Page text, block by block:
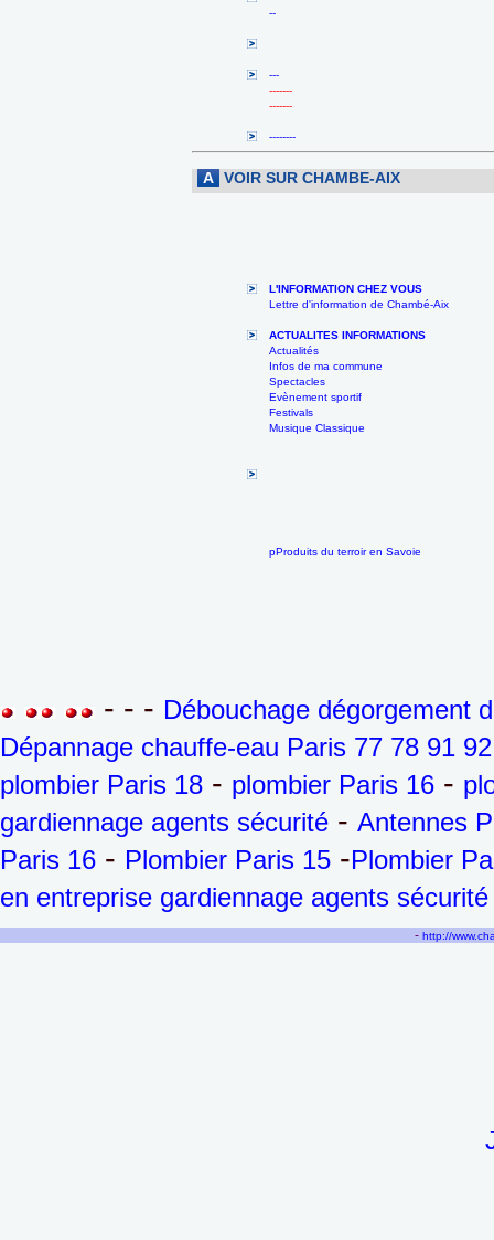
--
---
-------
-------
--------
A VOIR SUR CHAMBE-AIX
L'INFORMATION CHEZ VOUS
Lettre d'information de Chambé-Aix
ACTUALITES INFORMATIONS
Actualités
Infos de ma commune
Spectacles
Evènement sportif
Festivals
Musique Classique
pProduits du terroir en Savoie
- - - Débouchage dégorgement
Dépannage chauffe-eau Paris 77 78 91
plombier Paris 18 - plombier Paris 16 -
gardiennage agents sécurité - Antennes
Paris 16 - Plombier Paris 15 -Plombier
en entreprise gardiennage agents sécurité
-http://